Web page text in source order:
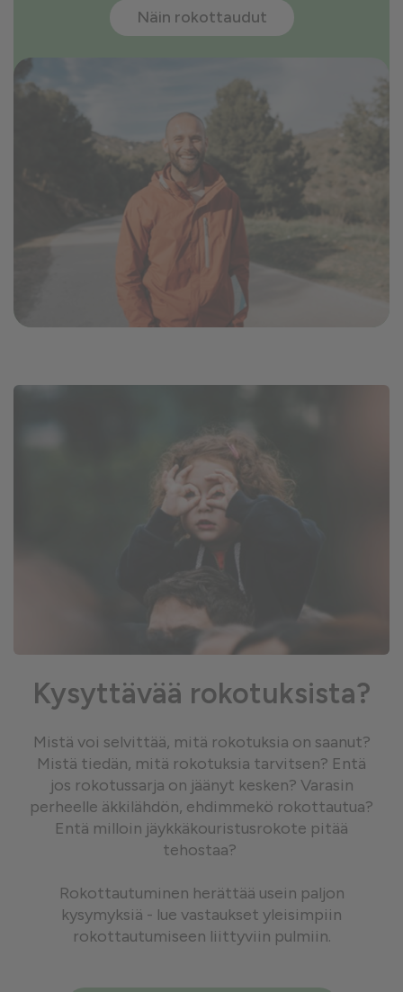
Näin rokottaudut
Kysyttävää rokotuksista?
Mistä voi selvittää, mitä rokotuksia on saanut?
Mistä tiedän, mitä rokotuksia tarvitsen? Entä
jos rokotussarja on jäänyt kesken? Varasin
perheelle äkkilähdön, ehdimmekö rokottautua?
Entä milloin jäykkäkouristusrokote pitää
tehostaa?
Rokottautuminen herättää usein paljon
kysymyksiä - lue vastaukset yleisimpiin
rokottautumiseen liittyviin pulmiin.